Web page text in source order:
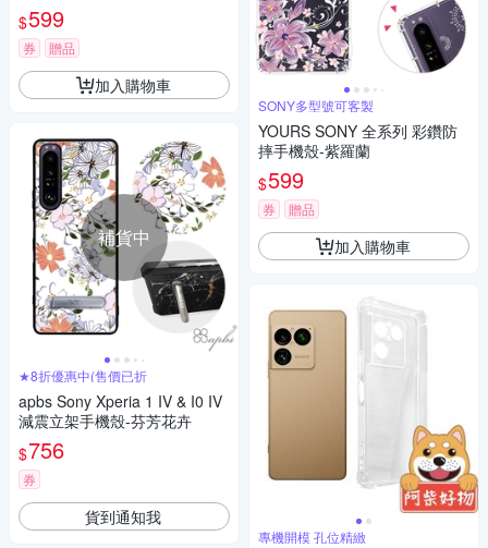
$599
券 贈品
加入購物車
補貨中
★8折優惠中(售價已折
apbs Sony Xperia 1 IV & I0 IV
減震立架手機殼-芬芳花卉
$756
券
貨到通知我
SONY多型號可客製
YOURS SONY 全系列 彩鑽防
摔手機殼-紫羅蘭
$599
券 贈品
加入購物車
專機開模 孔位精緻